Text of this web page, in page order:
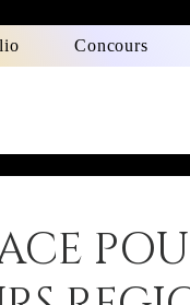
Concours